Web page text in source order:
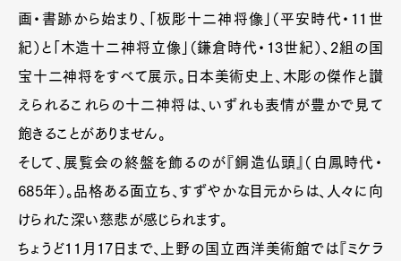
画・書跡から始まり、「板彫十二神将像」（平安時代・11世
紀）と「木造十二神将立像」（鎌倉時代・13世紀）、2組の国
宝十二神将をすべて展示。日本美術史上、木彫の傑作と讃
えられるこれらの十二神将は、いずれも表情が豊かで見て
飽きることがありません。
そして、展覧会の終盤を飾るのが『銅造仏頭』（白鳳時代・
685年）。品格ある面立ち、すずやかな目元からは、人々に向
けられた深い慈悲が感じられます。
ちょうど11月17日まで、上野の国立西洋美術館では『ミケラ